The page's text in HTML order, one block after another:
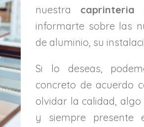
nuestra caprinteria
informarte sobre las
de aluminio, su
Si lo deseas,
concreto de acuerdo
olvidar la calidad,
y siempre presente